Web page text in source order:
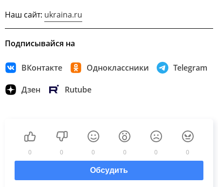
Наш сайт: ukraina.ru
Подписывайся на
ВКонтакте Одноклассники Telegram
Дзен Rutube
0 0 0 0 0 0
Обсудить